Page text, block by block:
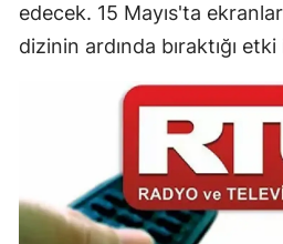
edecek. 15 Mayıs'ta
dizinin ardında bıraktığı